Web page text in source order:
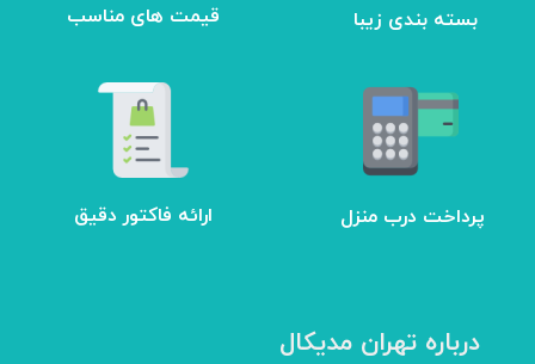
​قیمت های مناسب بسته بندی زیبا
ارائه فاکتور دقیق پرداخت درب منزل
درباره تهران مدیکال